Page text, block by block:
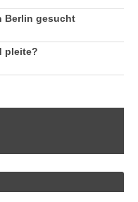
Berlin gesucht
pleite?